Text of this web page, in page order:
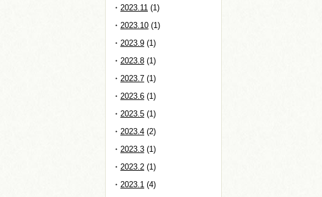
2023.11 (1)
2023.10 (1)
2023.9 (1)
2023.8 (1)
2023.7 (1)
2023.6 (1)
2023.5 (1)
2023.4 (2)
2023.3 (1)
2023.2 (1)
2023.1 (4)